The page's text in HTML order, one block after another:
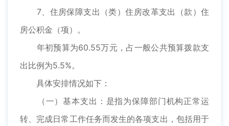
7、住房保障支出（类）住房改革支出（款）住
房公积金（项）。
年初预算为60.55万元，占一般公共预算拨款支
出比例为5.5%。
具体安排情况如下：
（一）基本支出：是指为保障部门机构正常运
转、完成日常工作任务而发生的各项支出，包括用于